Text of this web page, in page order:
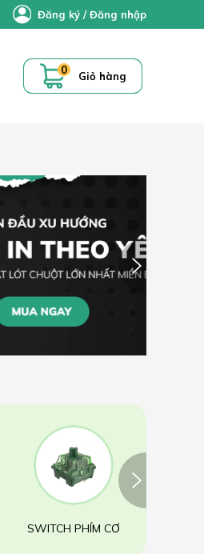
Đăng ký /Đăng nhập
0 Giỏ hàng
SWITCH PHÍM CƠ